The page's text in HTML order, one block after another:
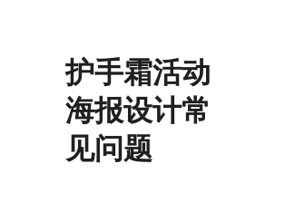
护手霜活动
海报设计常
见问题